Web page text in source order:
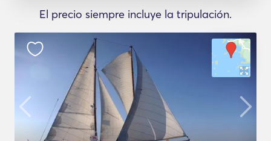
El precio siempre incluye la tripulación.